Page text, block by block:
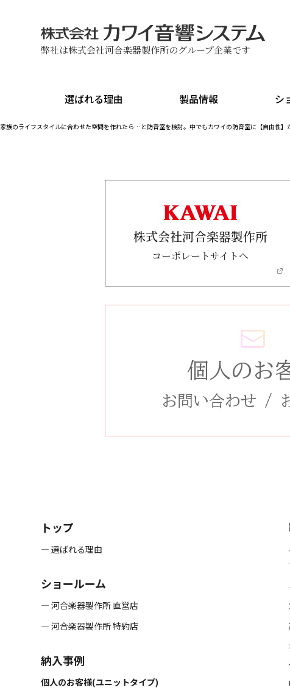
弊社は株式会社河合楽器製作所のグループ企業です
選ばれる理由 製品情報 シ
家族のライフスタイルに合わせた空間を作れたら…と防音室を検討。中でもカワイの防音室に【自由性
株式会社河合楽器製作所
コーポレートサイトへ
個人のお
お問い合わせ /
トップ
― 選ばれる理由
ショールーム
― 河合楽器製作所 直営店
― 河合楽器製作所 特約店
納入事例
個人のお客様(ユニットタイプ)